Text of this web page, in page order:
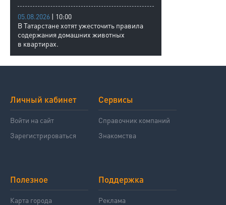
05.08.2026 | 10:00
В Татарстане хотят ужесточить правила
содержания домашних животных
в квартирах.
Личный кабинет
Войти на сайт
Зарегистрироваться
Сервисы
Справочник компаний
Знакомства
Полезное
Карта города
Поддержка
Реклама